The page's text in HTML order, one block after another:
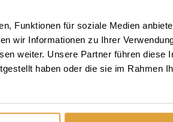
Funktionen für soziale Medien
wir Informationen zu Ihrer
weiter. Unsere Partner führen diese
haben oder die sie im Rahmen
ohne